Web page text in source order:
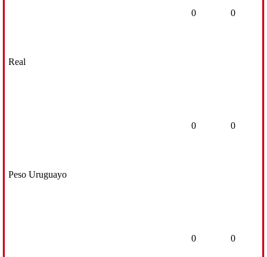
Real
0 0
Peso Uruguayo
0 0
0 0